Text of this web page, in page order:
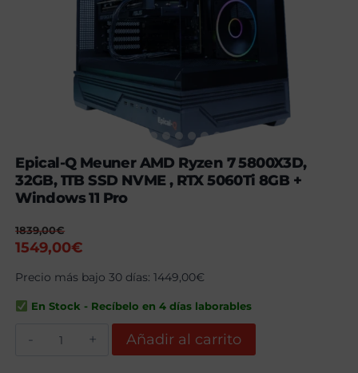
Epical-Q Meuner AMD Ryzen 7 5800X3D,
32GB, 1TB SSD NVME , RTX 5060Ti 8GB +
Windows 11 Pro
1839,00€
El
original
era:
1839,00€.
1549,00€
actual
es:
Precio más bajo 30 días:1449,00€
En Stock - Recíbelo en 4 días laborables
Añadir al carrito